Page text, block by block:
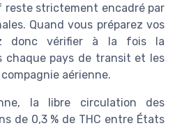
reste strictement encadré par
Quand vous préparez vos
donc vérifier à la fois la
chaque pays de transit et les
aérienne.
la libre circulation des
de 0,3 % de THC entre États